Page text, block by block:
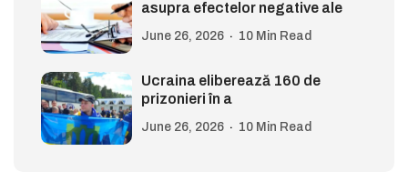
asupra efectelor negative ale
June 26, 2026 10 Min Read
Ucraina eliberează 160 de
prizonieri în a
June 26, 2026 10 Min Read